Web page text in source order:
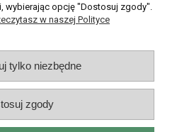
i dostawa
O nas
wybierając opcję "Dostosuj zgody".
w naszej Polityce
tylko niezbędne
zgody